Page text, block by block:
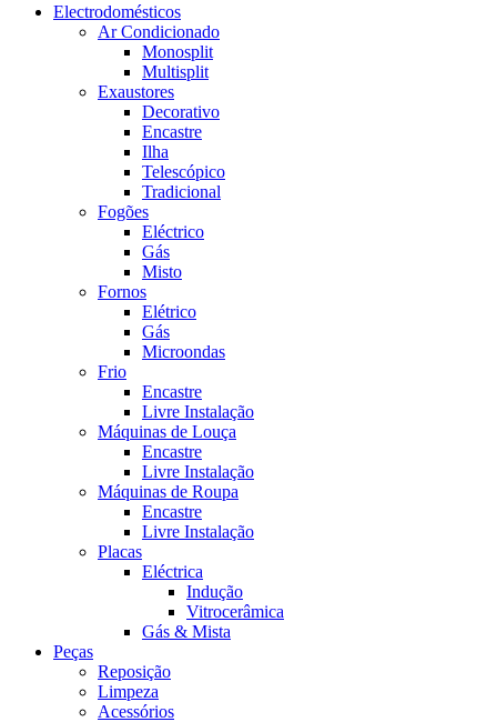
Electrodomésticos
Ar Condicionado
Monosplit
Multisplit
Exaustores
Decorativo
Encastre
Ilha
Telescópico
Tradicional
Fogões
Eléctrico
Gás
Misto
Fornos
Elétrico
Gás
Microondas
Frio
Encastre
Livre Instalação
Máquinas de Louça
Encastre
Livre Instalação
Máquinas de Roupa
Encastre
Livre Instalação
Placas
Eléctrica
Indução
Vitrocerâmica
Gás & Mista
Peças
Reposição
Limpeza
Acessórios